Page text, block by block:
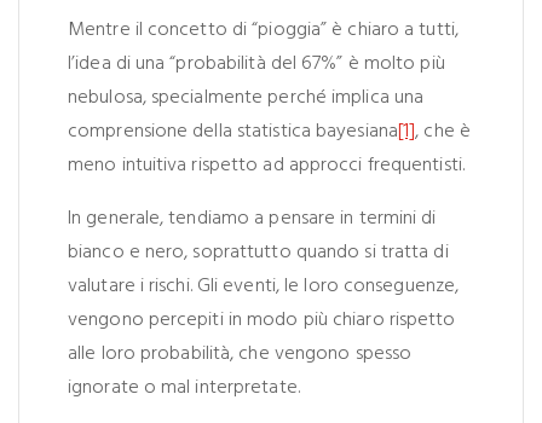
Mentre il concetto di “pioggia” è chiaro a tutti,
l’idea di una “probabilità del 67%” è molto più
nebulosa, specialmente perché implica una
comprensione della statistica bayesiana[1], che è
meno intuitiva rispetto ad approcci frequentisti.
In generale, tendiamo a pensare in termini di
bianco e nero, soprattutto quando si tratta di
valutare i rischi. Gli eventi, le loro conseguenze,
vengono percepiti in modo più chiaro rispetto
alle loro probabilità, che vengono spesso
ignorate o mal interpretate.